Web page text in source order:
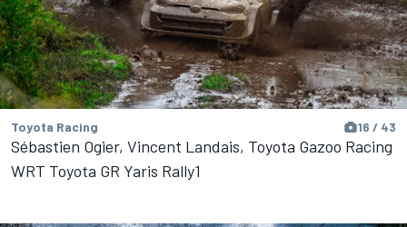
Toyota Racing 16 / 43
Sébastien Ogier, Vincent Landais, Toyota Gazoo Racing
WRT Toyota GR Yaris Rally1